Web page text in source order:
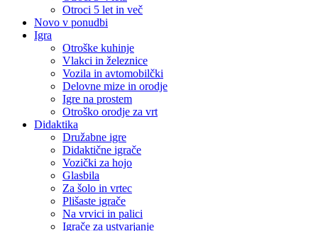
Otroci 5 let in več
Novo v ponudbi
Igra
Otroške kuhinje
Vlakci in železnice
Vozila in avtomobilčki
Delovne mize in orodje
Igre na prostem
Otroško orodje za vrt
Didaktika
Družabne igre
Didaktične igrače
Vozički za hojo
Glasbila
Za šolo in vrtec
Plišaste igrače
Na vrvici in palici
Igrače za ustvarjanje